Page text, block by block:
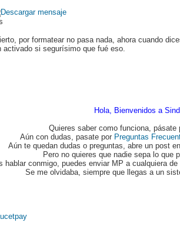
por formatear no pasa nada, ahora cuando
activado si segurísimo que fué eso.
Hola, Bienvenidos a
Quieres saber como funciona, pásate
Aún con dudas, pasate por Preguntas
Aún te quedan dudas o preguntas, abre un post en
Pero no quieres que nadie sepa lo que
hablar conmigo, puedes enviar MP a cualquiera
Se me olvidaba, siempre que llegas a un